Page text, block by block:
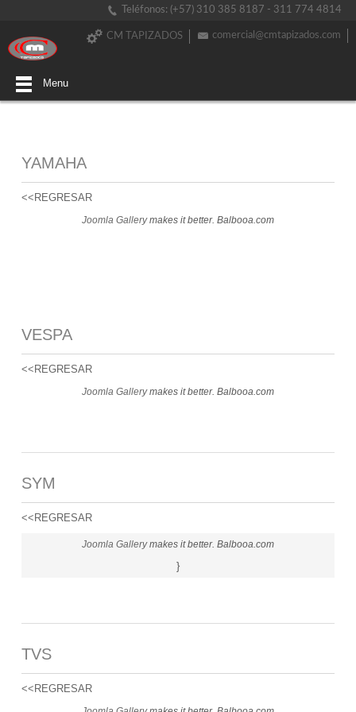
Teléfonos: (+57) 310 385 8187 - 311 774 4814
comercial@cmtapizados.com
CM TAPIZADOS
Menu
YAMAHA
<<REGRESAR
Joomla Gallerymakes it better. Balbooa.com
VESPA
<<REGRESAR
Joomla Gallerymakes it better. Balbooa.com
SYM
<<REGRESAR
Joomla Gallerymakes it better. Balbooa.com
}
TVS
<<REGRESAR